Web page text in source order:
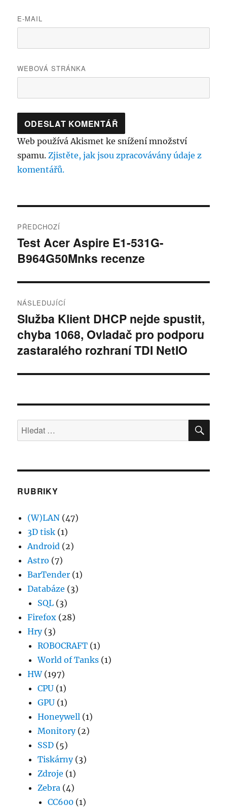
E-MAIL
WEBOVÁ STRÁNKA
Web používá Akismet ke snížení množství
spamu.Zjistěte, jak jsou zpracovávány údaje z
komentářů.
pro
příspěvek
PŘEDCHOZÍ
Předchozí
příspěvek:
Test Acer Aspire E1-531G-
B964G50Mnks recenze
NÁSLEDUJÍCÍ
Následující
příspěvek:
Služba Klient DHCP nejde spustit,
chyba 1068, Ovladač pro podporu
zastaralého rozhraní TDI NetIO
Hledat:
RUBRIKY
(W)LAN (47)
3D tisk (1)
Android (2)
Astro (7)
BarTender (1)
Databáze (3)
SQL (3)
Firefox (28)
Hry(3)
ROBOCRAFT (1)
World of Tanks (1)
HW(197)
CPU (1)
GPU (1)
Honeywell (1)
Monitory(2)
SSD (5)
Tiskárny(3)
Zdroje (1)
Zebra (4)
CC600 (1)